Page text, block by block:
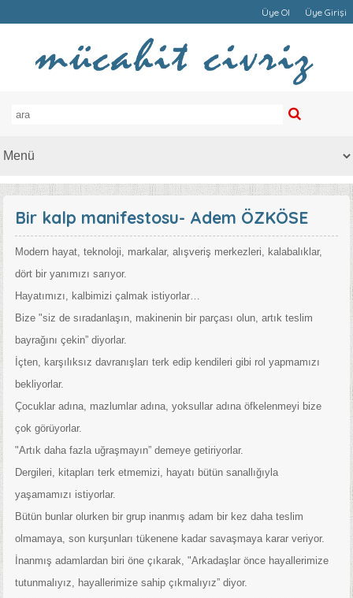
Üye Ol Üye Girişi
Bir kalp manifestosu- Adem ÖZKÖSE
Modern hayat, teknoloji, markalar, alışveriş merkezleri, kalabalıklar,
dört bir yanımızı sarıyor.
Hayatımızı, kalbimizi çalmak istiyorlar…
Bize "siz de sıradanlaşın, makinenin bir parçası olun, artık teslim
bayrağını çekin” diyorlar.
İçten, karşılıksız davranışları terk edip kendileri gibi rol yapmamızı
bekliyorlar.
Çocuklar adına, mazlumlar adına, yoksullar adına öfkelenmeyi bize
çok görüyorlar.
"Artık daha fazla uğraşmayın” demeye getiriyorlar.
Dergileri, kitapları terk etmemizi, hayatı bütün sanallığıyla
yaşamamızı istiyorlar.
Bütün bunlar olurken bir grup inanmış adam bir kez daha teslim
olmamaya, son kurşunları tükenene kadar savaşmaya karar veriyor.
İnanmış adamlardan biri öne çıkarak, "Arkadaşlar önce hayallerimize
tutunmalıyız, hayallerimize sahip çıkmalıyız” diyor.